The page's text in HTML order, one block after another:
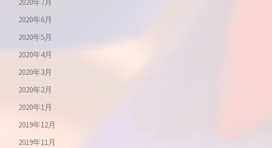
2020年6月
2020年5月
2020年4月
2020年3月
2020年2月
2020年1月
2019年12月
2019年11月